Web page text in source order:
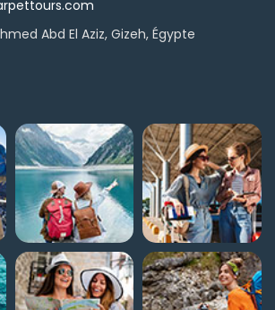
Abd El Aziz, Gizeh, Égypte